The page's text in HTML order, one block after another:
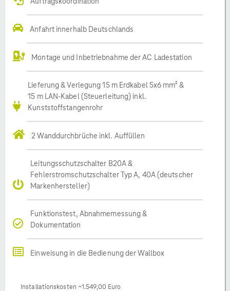
Anfahrt innerhalb Deutschlands
Montage und Inbetriebnahme der AC Ladestation
Lieferung & Verlegung 15 m Erdkabel 5x6 mm² &
15 m LAN-Kabel (Steuerleitung) inkl.
Kunststoffstangenrohr
2 Wanddurchbrüche inkl. Auffüllen
Leitungsschutzschalter B20A &
Fehlerstromschutzschalter Typ A, 40A (deutscher
Markenhersteller)
Funktionstest, Abnahmemessung &
Dokumentation
Einweisung in die Bedienung der Wallbox
Installationskosten ~1.549,00 Euro